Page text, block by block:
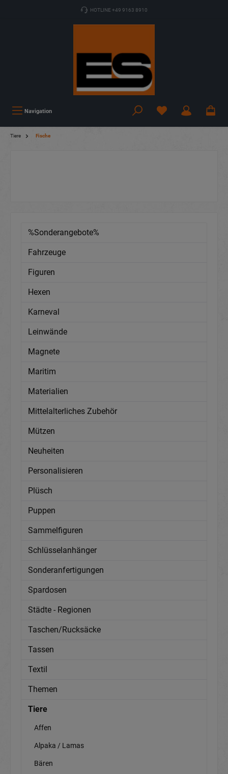
HOTLINE +49 9163 8910
Navigation
Tiere Fische
%Sonderangebote%
Fahrzeuge
Figuren
Hexen
Karneval
Leinwände
Magnete
Maritim
Materialien
Mittelalterliches Zubehör
Mützen
Neuheiten
Personalisieren
Plüsch
Puppen
Sammelfiguren
Schlüsselanhänger
Sonderanfertigungen
Spardosen
Städte - Regionen
Taschen/Rucksäcke
Tassen
Textil
Themen
Tiere
Affen
Alpaka / Lamas
Bären